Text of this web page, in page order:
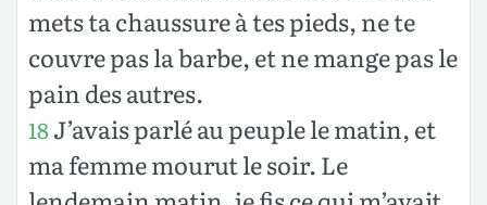
mets ta chaussure à tes pieds, ne te
couvre pas la barbe, et ne mange pas le
pain des autres.
18J’avais parlé au peuple le matin, et
ma femme mourut le soir. Le